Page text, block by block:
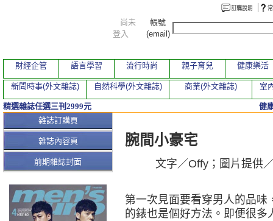
本期文章
腕間小豪宅
文字／Offy；圖片提供
第一次見面要看穿男人的品
的錶也是個好方法。即便很
雜誌訂購頁
雜誌內容頁
前期雜誌封面
尚未
登入
帳號
(email)
財經企管 語言學習 流行時尚 親子育兒 健康樂活
新聞時事(外文雜誌) 自然科學(外文雜誌) 商業(外文雜誌) 室
精選雜誌任選三刊2999元 健